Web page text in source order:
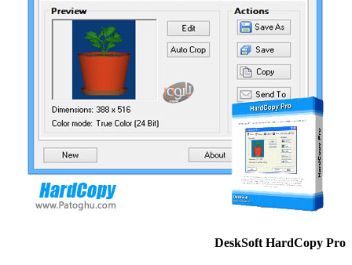
DeskSoft HardCopy Pro